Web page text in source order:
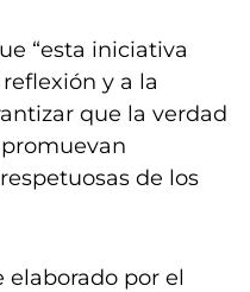
“esta iniciativa
y a la
que la verdad
de los
elaborado por el